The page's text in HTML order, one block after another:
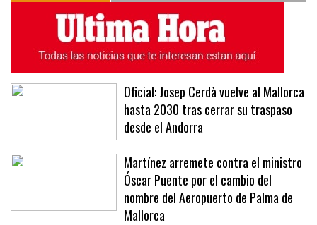
Oficial: Josep Cerdà vuelve al Mallorca
hasta 2030 tras cerrar su traspaso
desde el Andorra
Martínez arremete contra el ministro
Óscar Puente por el cambio del
nombre del Aeropuerto de Palma de
Mallorca